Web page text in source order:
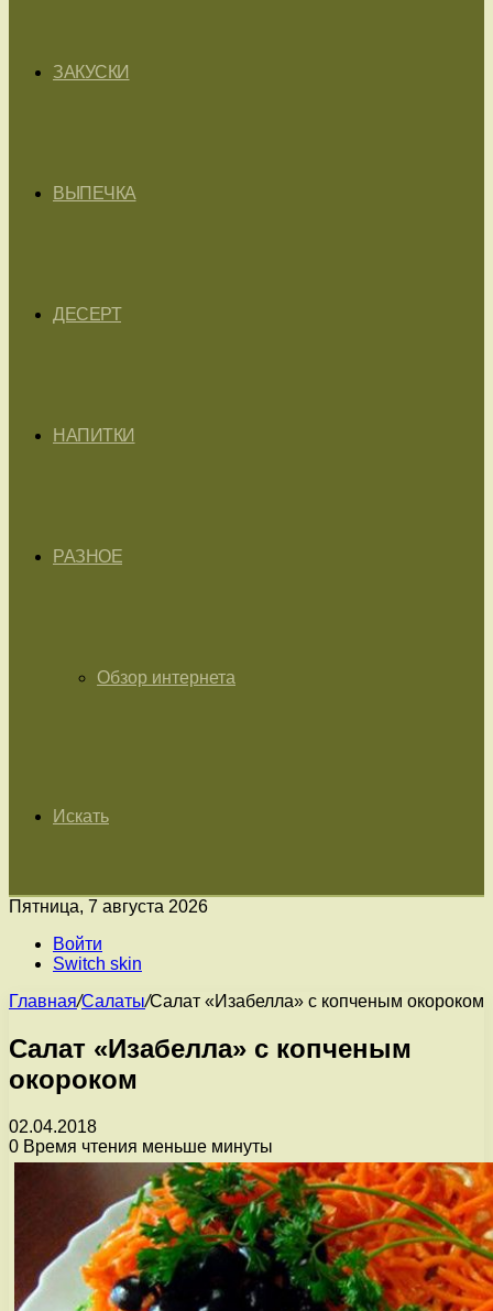
ЗАКУСКИ
ВЫПЕЧКА
ДЕСЕРТ
НАПИТКИ
РАЗНОЕ
Обзор интернета
Искать
Пятница, 7 августа 2026
Войти
Switch skin
Главная/Салаты/Салат «Изабелла» с копченым окороком
Салат «Изабелла» с копченым
окороком
02.04.2018
0 Время чтения меньше минуты